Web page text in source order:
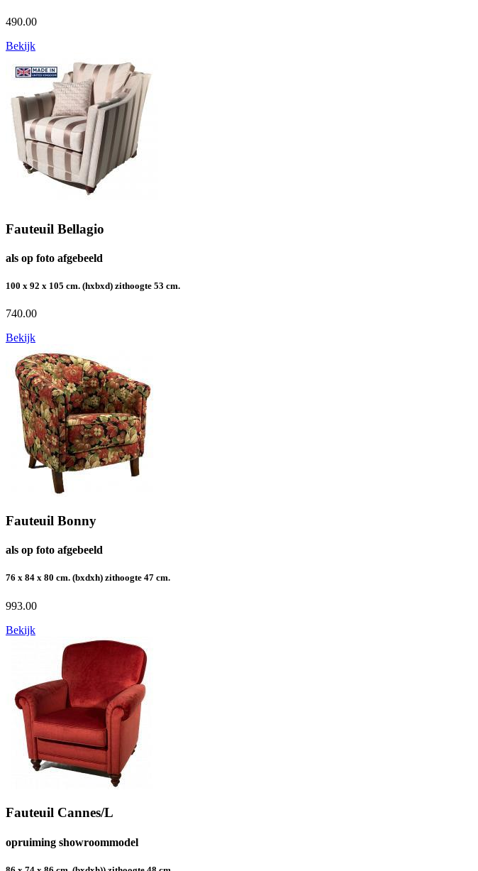
490.00
Bekijk
Fauteuil Bellagio
als op foto afgebeeld
100 x 92 x 105 cm. (hxbxd) zithoogte 53 cm.
740.00
Bekijk
Fauteuil Bonny
als op foto afgebeeld
76 x 84 x 80 cm. (bxdxh) zithoogte 47 cm.
993.00
Bekijk
Fauteuil Cannes/L
opruiming showroommodel